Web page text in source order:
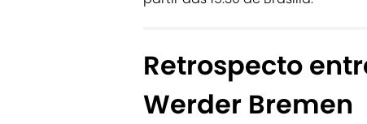
Retrospecto
Werder Bremen